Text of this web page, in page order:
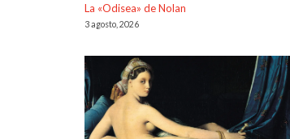
La «Odisea» de Nolan
3 agosto, 2026